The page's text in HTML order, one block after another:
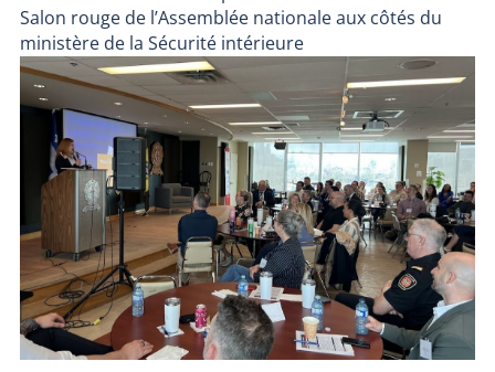
Salon rouge de l’Assemblée nationale aux côtés du
ministère de la Sécurité intérieure